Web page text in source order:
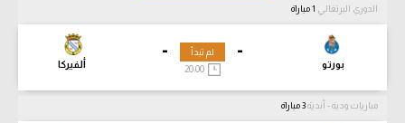
الدوري البرتغالي
-
بورتو
-
ألفيركا
لم تبدأ
مباريات ودية - أندية